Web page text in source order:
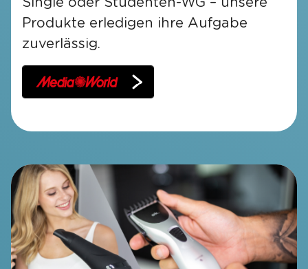
Produkte erledigen ihre Aufgabe
zuverlässig.